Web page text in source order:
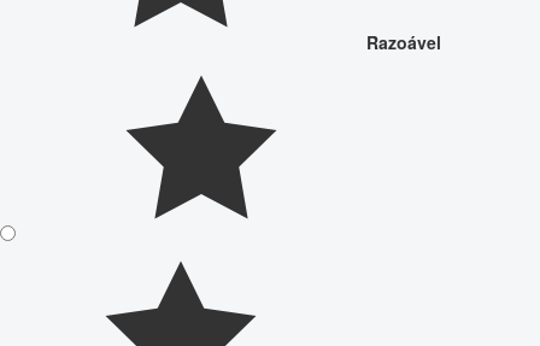
Razoável